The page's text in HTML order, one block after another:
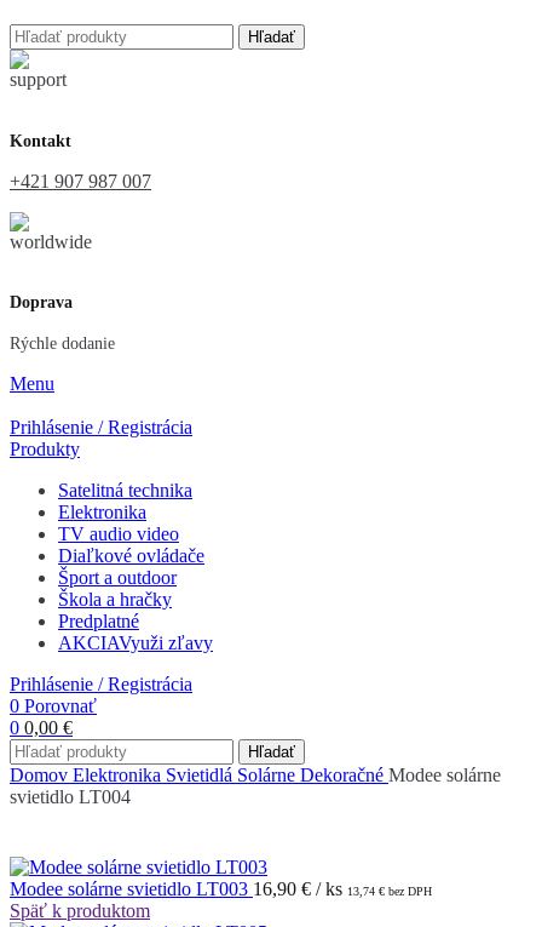
Hľadať
Kontakt
+421 907 987 007
Doprava
Rýchle dodanie
Menu
Prihlásenie / Registrácia
Produkty
Satelitná technika
Elektronika
TV audio video
Diaľkové ovládače
Šport a outdoor
Škola a hračky
Predplatné
AKCIAVyuži zľavy
Prihlásenie / Registrácia
0 Porovnať
0 0,00 €
Hľadať
Domov Elektronika Svietidlá Solárne Dekoračné Modee solárne
svietidlo LT004
Modee solárne svietidlo LT003 16,90 € / ks 13,74 € bez DPH
Späť k produktom